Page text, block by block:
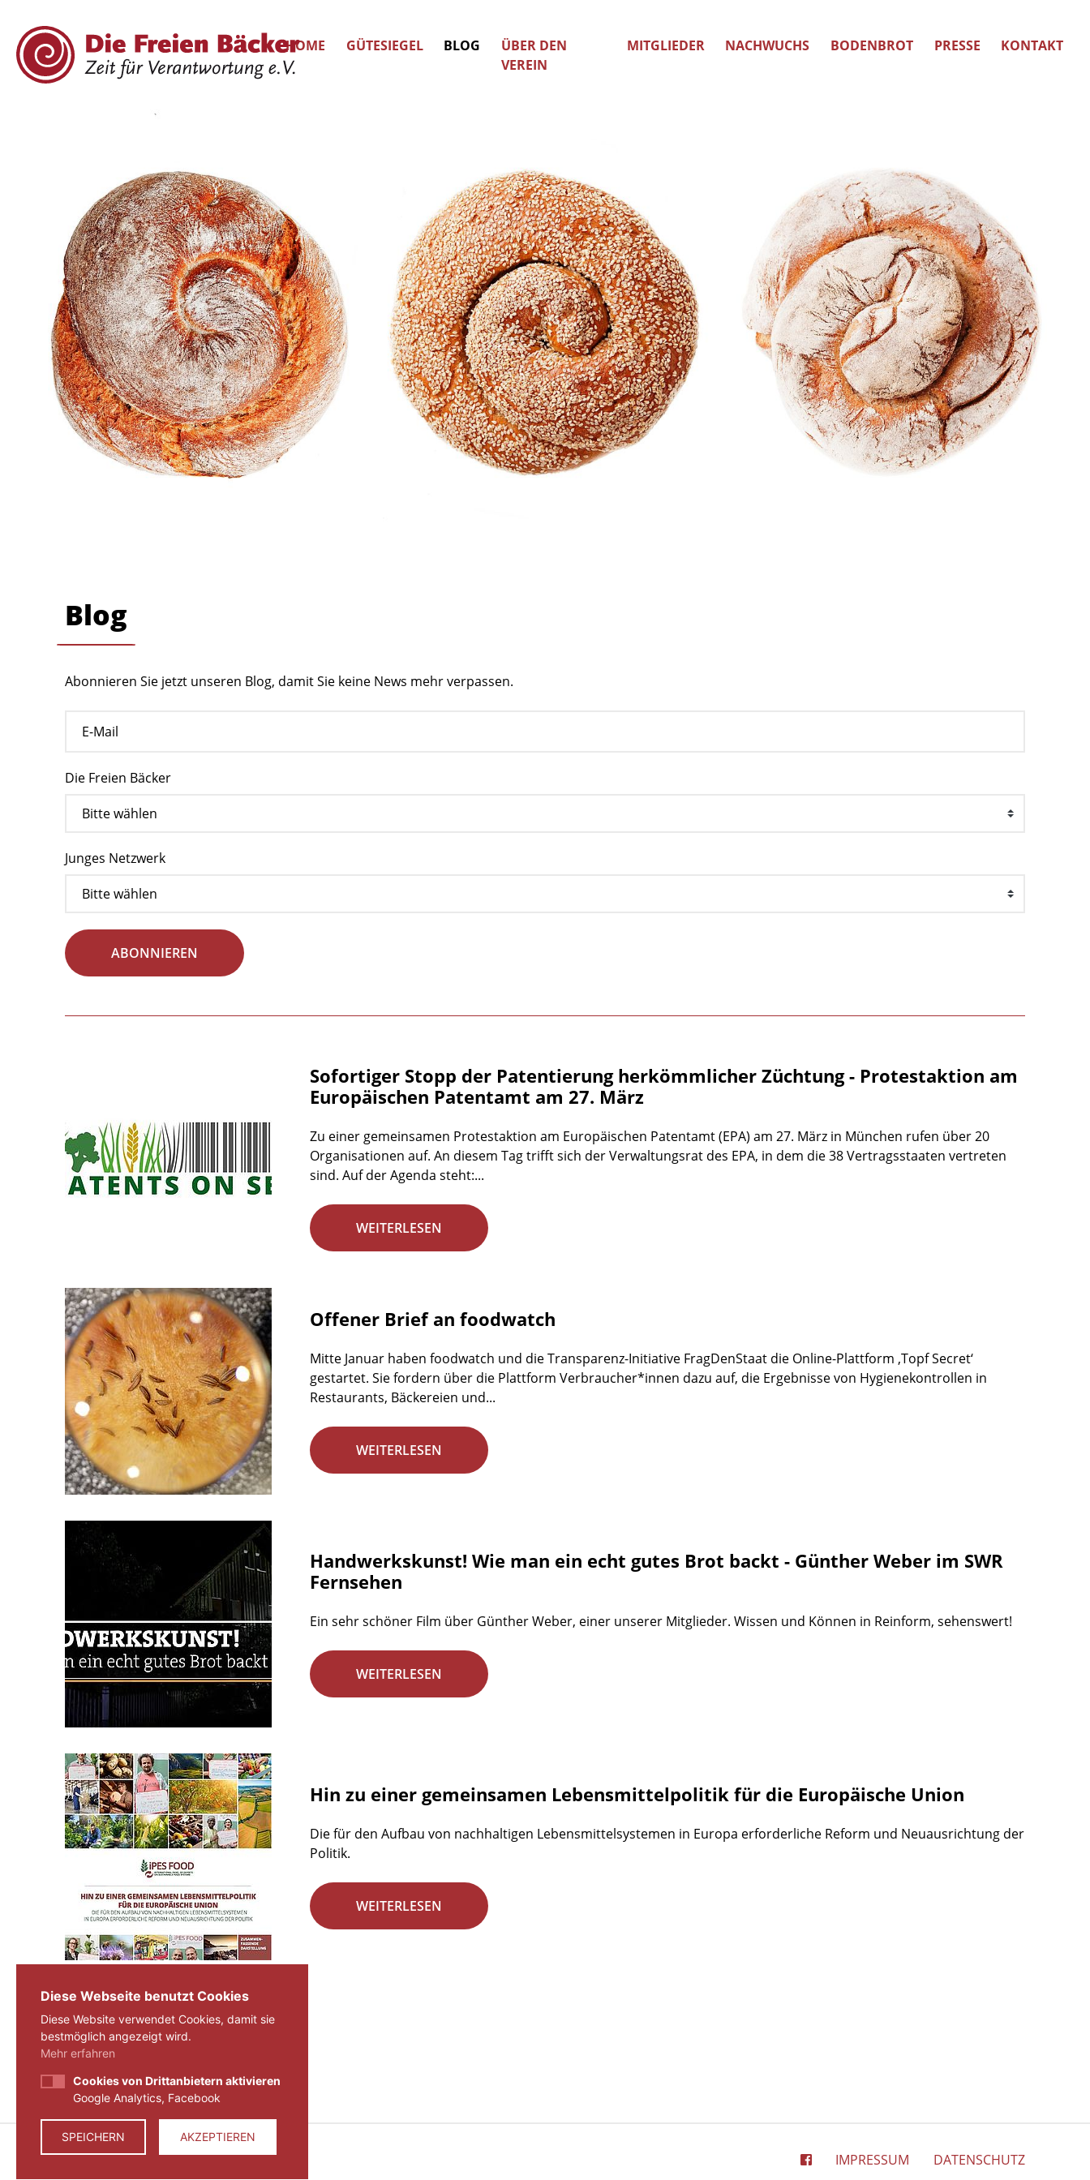
HOME GÜTESIEGEL BLOG
ÜBER DEN
VEREIN
MITGLIEDER NACHWUCHS BODENBROT PRESSE KONTAKT
Blog
Abonnieren Sie jetzt unseren Blog, damit Sie keine News mehr verpassen.
Die Freien Bäcker
Junges Netzwerk
ABONNIEREN
Sofortiger Stopp der Patentierung herkömmlicher Züchtung - Protestaktion am
Europäischen Patentamt am 27. März
Zu einer gemeinsamen Protestaktion am Europäischen Patentamt (EPA) am 27. März in München rufen über 20
Organisationen auf. An diesem Tag trifft sich der Verwaltungsrat des EPA, in dem die 38 Vertragsstaaten vertreten
sind. Auf der Agenda steht:...
WEITERLESEN
Offener Brief an foodwatch
Mitte Januar haben foodwatch und die Transparenz-Initiative FragDenStaat die Online-Plattform ‚Topf Secret‘
gestartet. Sie fordern über die Plattform Verbraucher*innen dazu auf, die Ergebnisse von Hygienekontrollen in
Restaurants, Bäckereien und...
WEITERLESEN
Handwerkskunst! Wie man ein echt gutes Brot backt - Günther Weber im SWR
Fernsehen
Ein sehr schöner Film über Günther Weber, einer unserer Mitglieder. Wissen und Können in Reinform, sehenswert!
WEITERLESEN
Hin zu einer gemeinsamen Lebensmittelpolitik für die Europäische Union
Die für den Aufbau von nachhaltigen Lebensmittelsystemen in Europa erforderliche Reform und Neuausrichtung der
Politik.
WEITERLESEN
Seite 29 von 29.
« 1 ... 27
IMPRESSUM DATENSCHUTZ
© 2026 ZEIT FÜR VERANTWORTUNG E.V.
Diese Webseite benutzt Cookies
Diese Website verwendet Cookies, damit sie
bestmöglich angezeigt wird.
Mehr erfahren
Cookies von Drittanbietern aktivieren
Google Analytics, Facebook
SPEICHERN AKZEPTIEREN